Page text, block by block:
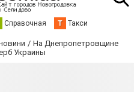
Справочная Т Такси
На Днепропетровщине
Украины